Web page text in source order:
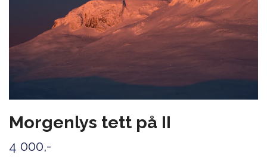
Morgenlys tett på II
4 000,-